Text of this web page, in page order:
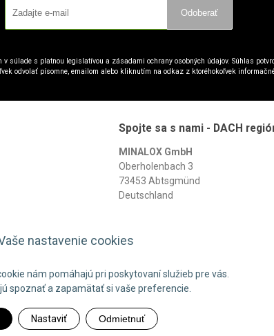
nastavenie cookies
nám pomáhajú pri poskytovaní služieb pre vás.
spoznať a zapamätať si vaše preferencie.
Nastaviť Odmietnuť
Odoberať
súlade s platnou legislatívou a zásadami ochrany osobných údajov. Súhlas
odvolať písomne, emailom alebo kliknutím na odkaz z ktoréhokoľvek
Spojte sa s nami - DACH
MINALOX GmbH
Oberholenbach 3
73453 Abtsgmünd
Deutschland
info@minalox.com
© 2026 Minalox •NextShop &e-shop Pohoda Connector